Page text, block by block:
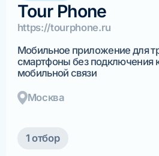
Tour Phone
https://tourphone.ru
Мобильное приложение для
смартфоны без подключения
мобильной связи
Москва
1 отбор